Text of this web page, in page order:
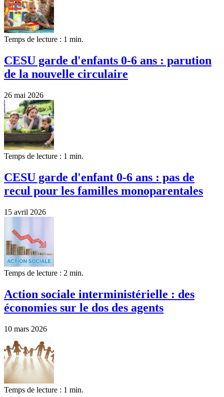
Temps de lecture : 1 min.
CESU garde d'enfants 0-6 ans : parution
de la nouvelle circulaire
26 mai 2026
Temps de lecture : 1 min.
CESU garde d'enfant 0-6 ans : pas de
recul pour les familles monoparentales
15 avril 2026
Temps de lecture : 2 min.
Action sociale interministérielle : des
économies sur le dos des agents
10 mars 2026
Temps de lecture : 1 min.